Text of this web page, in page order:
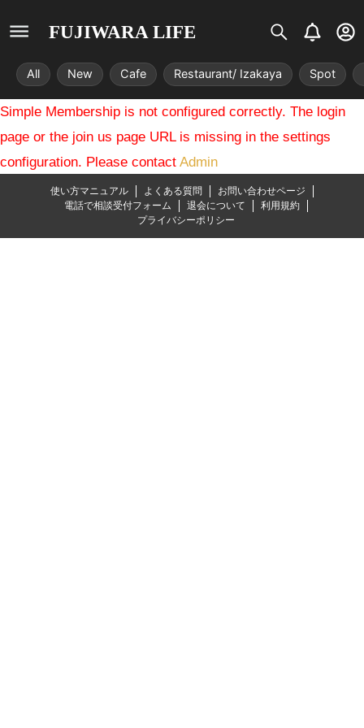
FUJIWARA LIFE
S
i
s
t
r
i
x
B
e
l
l
U
s
r
-
c
c
All New Cafe Restaurant/ Izakaya Spot
Simple Membership is not configured correctly. The login
page or the join us page URL is missing in the settings
configuration. Please contact Admin
使い方マニュアル よくある質問
お問い合わせページ
電話で相談受付フォーム
退会について
利用規約
プライバシーポリシー